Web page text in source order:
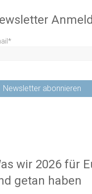
wir 2026 für
getan haben